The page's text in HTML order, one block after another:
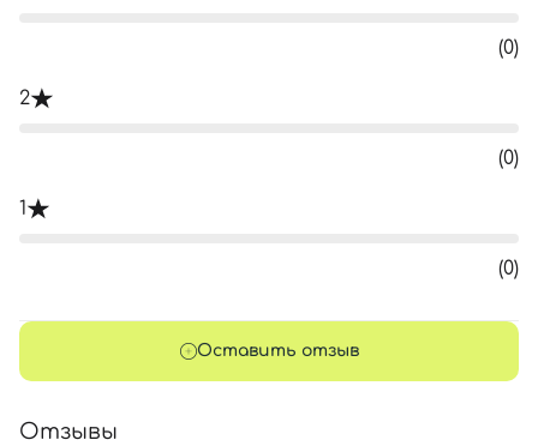
(0)
2
(0)
1
(0)
Оставить отзыв
Отзывы